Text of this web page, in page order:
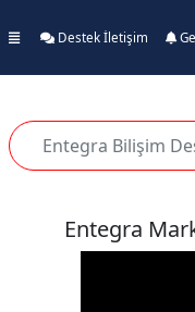
Destek İletişim
Entegra